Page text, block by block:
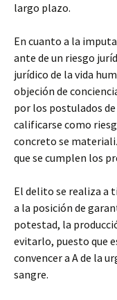
largo plazo.
En cuanto a la
ante de un riesgo
jurídico de la vida
objeción de
por los postulados
calificarse como
concreto se
que se cumplen los
El delito se realiza a
a la posición de
potestad, la
evitarlo, puesto que
convencer a A de la
sangre.